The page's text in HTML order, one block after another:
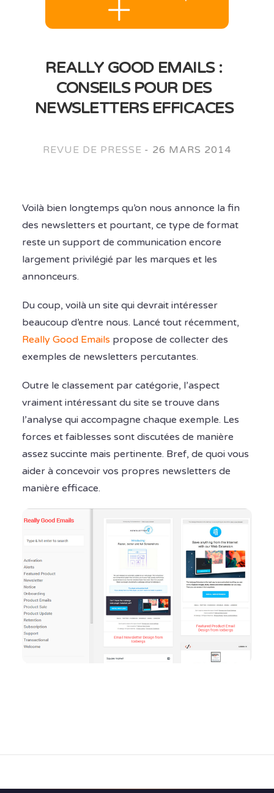
REALLY GOOD EMAILS :
CONSEILS POUR DES
NEWSLETTERS EFFICACES
REVUE DE PRESSE - 26 MARS 2014
Voilà bien longtemps qu’on nous annonce la fin
des newsletters et pourtant, ce type de format
reste un support de communication encore
largement privilégié par les marques et les
annonceurs.
Du coup, voilà un site qui devrait intéresser
beaucoup d’entre nous. Lancé tout récemment,
Really Good Emails propose de collecter des
exemples de newsletters percutantes.
Outre le classement par catégorie, l’aspect
vraiment intéressant du site se trouve dans
l’analyse qui accompagne chaque exemple. Les
forces et faiblesses sont discutées de manière
assez succinte mais pertinente. Bref, de quoi vous
aider à concevoir vos propres newsletters de
manière efficace.